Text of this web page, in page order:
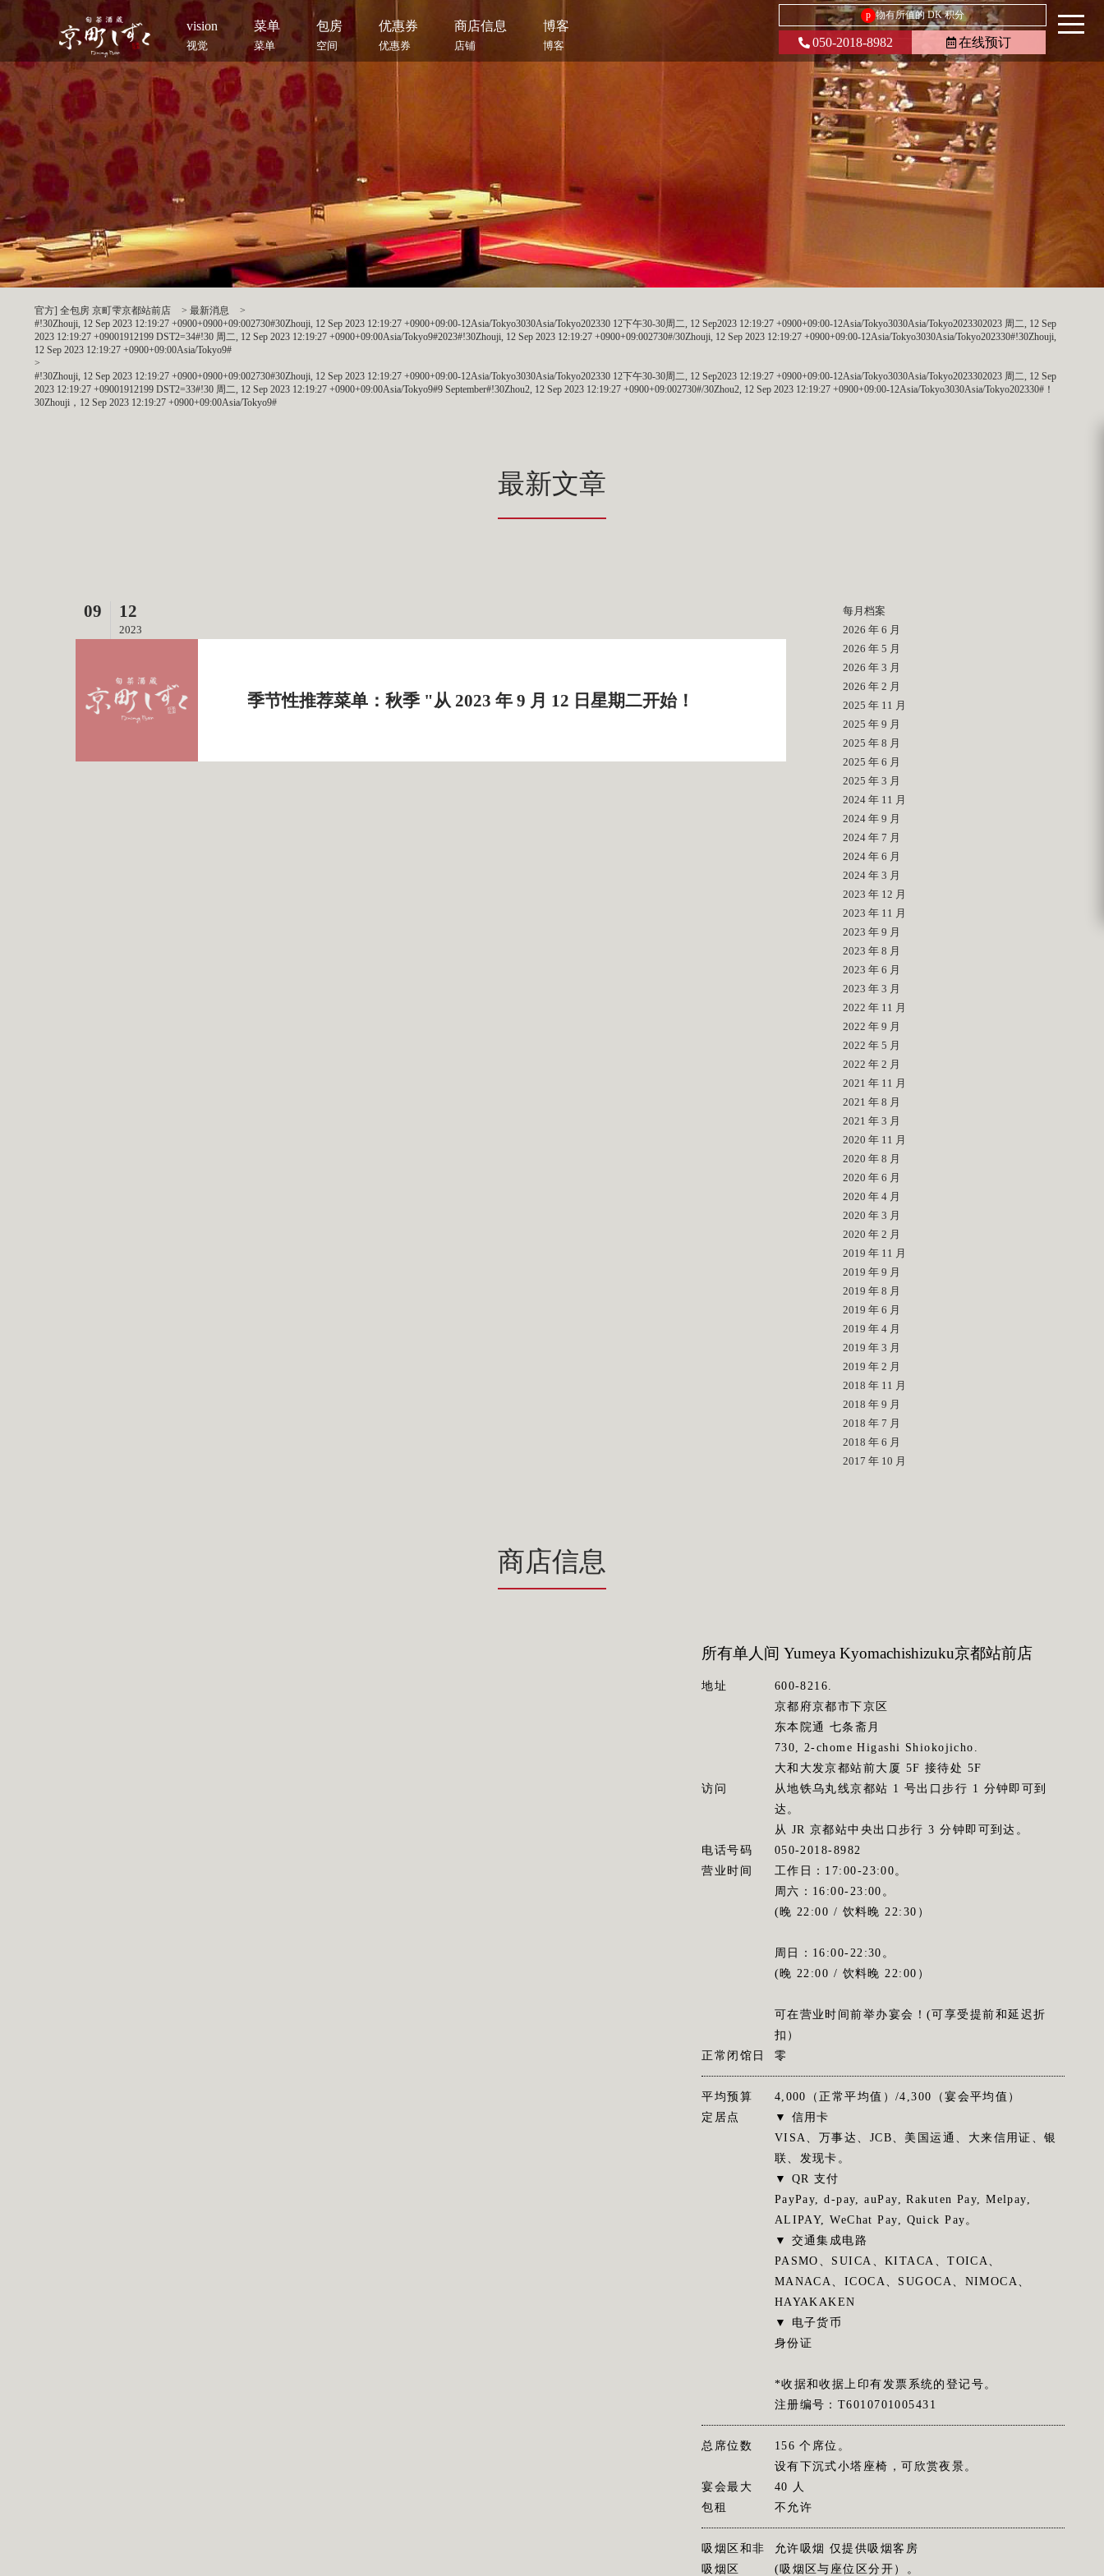
vision
视觉
菜单
菜单
包房
空间
优惠券
优惠券
商店信息
店铺
博客
博客
p 物有所值的 DK 积分
050-2018-8982 在线预订
官方] 全包房 京町雫京都站前店 > 最新消息
>
#!30Zhouji, 12 Sep 2023 12:19:27 +0900+0900+09:002730#30Zhouji, 12 Sep 2023 12:19:27 +0900+09:00-12Asia/Tokyo3030Asia/Tokyo202330 12下午30-30周二, 12 Sep2023 12:19:27 +0900+09:00-12Asia/Tokyo3030Asia/Tokyo2023302023 周二, 12 Sep
2023 12:19:27 +09001912199 DST2=34#!30 周二, 12 Sep 2023 12:19:27 +0900+09:00Asia/Tokyo9#2023#!30Zhouji, 12 Sep 2023 12:19:27 +0900+09:002730#/30Zhouji, 12 Sep 2023 12:19:27 +0900+09:00-12Asia/Tokyo3030Asia/Tokyo202330#!30Zhouji,
12 Sep 2023 12:19:27 +0900+09:00Asia/Tokyo9#
>
#!30Zhouji, 12 Sep 2023 12:19:27 +0900+0900+09:002730#30Zhouji, 12 Sep 2023 12:19:27 +0900+09:00-12Asia/Tokyo3030Asia/Tokyo202330 12下午30-30周二, 12 Sep2023 12:19:27 +0900+09:00-12Asia/Tokyo3030Asia/Tokyo2023302023 周二, 12 Sep
2023 12:19:27 +09001912199 DST2=33#!30 周二, 12 Sep 2023 12:19:27 +0900+09:00Asia/Tokyo9#9 September#!30Zhou2, 12 Sep 2023 12:19:27 +0900+09:002730#/30Zhou2, 12 Sep 2023 12:19:27 +0900+09:00-12Asia/Tokyo3030Asia/Tokyo202330#！
30Zhouji，12 Sep 2023 12:19:27 +0900+09:00Asia/Tokyo9#
最新文章
09 12
2023
季节性推荐菜单：秋季 "从 2023 年 9 月 12 日星期二开始！
每月档案
2026 年 6 月
2026 年 5 月
2026 年 3 月
2026 年 2 月
2025 年 11 月
2025 年 9 月
2025 年 8 月
2025 年 6 月
2025 年 3 月
2024 年 11 月
2024 年 9 月
2024 年 7 月
2024 年 6 月
2024 年 3 月
2023 年 12 月
2023 年 11 月
2023 年 9 月
2023 年 8 月
2023 年 6 月
2023 年 3 月
2022 年 11 月
2022 年 9 月
2022 年 5 月
2022 年 2 月
2021 年 11 月
2021 年 8 月
2021 年 3 月
2020 年 11 月
2020 年 8 月
2020 年 6 月
2020 年 4 月
2020 年 3 月
2020 年 2 月
2019 年 11 月
2019 年 9 月
2019 年 8 月
2019 年 6 月
2019 年 4 月
2019 年 3 月
2019 年 2 月
2018 年 11 月
2018 年 9 月
2018 年 7 月
2018 年 6 月
2017 年 10 月
商店信息
所有单人间 Yumeya Kyomachishizuku京都站前店
地址
600-8216.
京都府京都市下京区
东本院通 七条斋月
730, 2-chome Higashi Shiokojicho.
大和大发京都站前大厦 5F 接待处 5F
访问
从地铁乌丸线京都站 1 号出口步行 1 分钟即可到
达。
从 JR 京都站中央出口步行 3 分钟即可到达。
电话号码
050-2018-8982
营业时间
工作日：17:00-23:00。
周六：16:00-23:00。
(晚 22:00 / 饮料晚 22:30）
周日：16:00-22:30。
(晚 22:00 / 饮料晚 22:00）
可在营业时间前举办宴会！(可享受提前和延迟折
扣）
正常闭馆日
零
平均预算
4,000（正常平均值）/4,300（宴会平均值）
定居点
▼ 信用卡
VISA、万事达、JCB、美国运通、大来信用证、银
联、发现卡。
▼ QR 支付
PayPay, d-pay, auPay, Rakuten Pay, Melpay,
ALIPAY, WeChat Pay, Quick Pay。
▼ 交通集成电路
PASMO、SUICA、KITACA、TOICA、
MANACA、ICOCA、SUGOCA、NIMOCA、
HAYAKAKEN
▼ 电子货币
身份证
*收据和收据上印有发票系统的登记号。
注册编号：T6010701005431
总席位数
156 个席位。
设有下沉式小塔座椅，可欣赏夜景。
宴会最大
40 人
包租
不允许
吸烟区和非
吸烟区
允许吸烟 仅提供吸烟客房
(吸烟区与座位区分开）。